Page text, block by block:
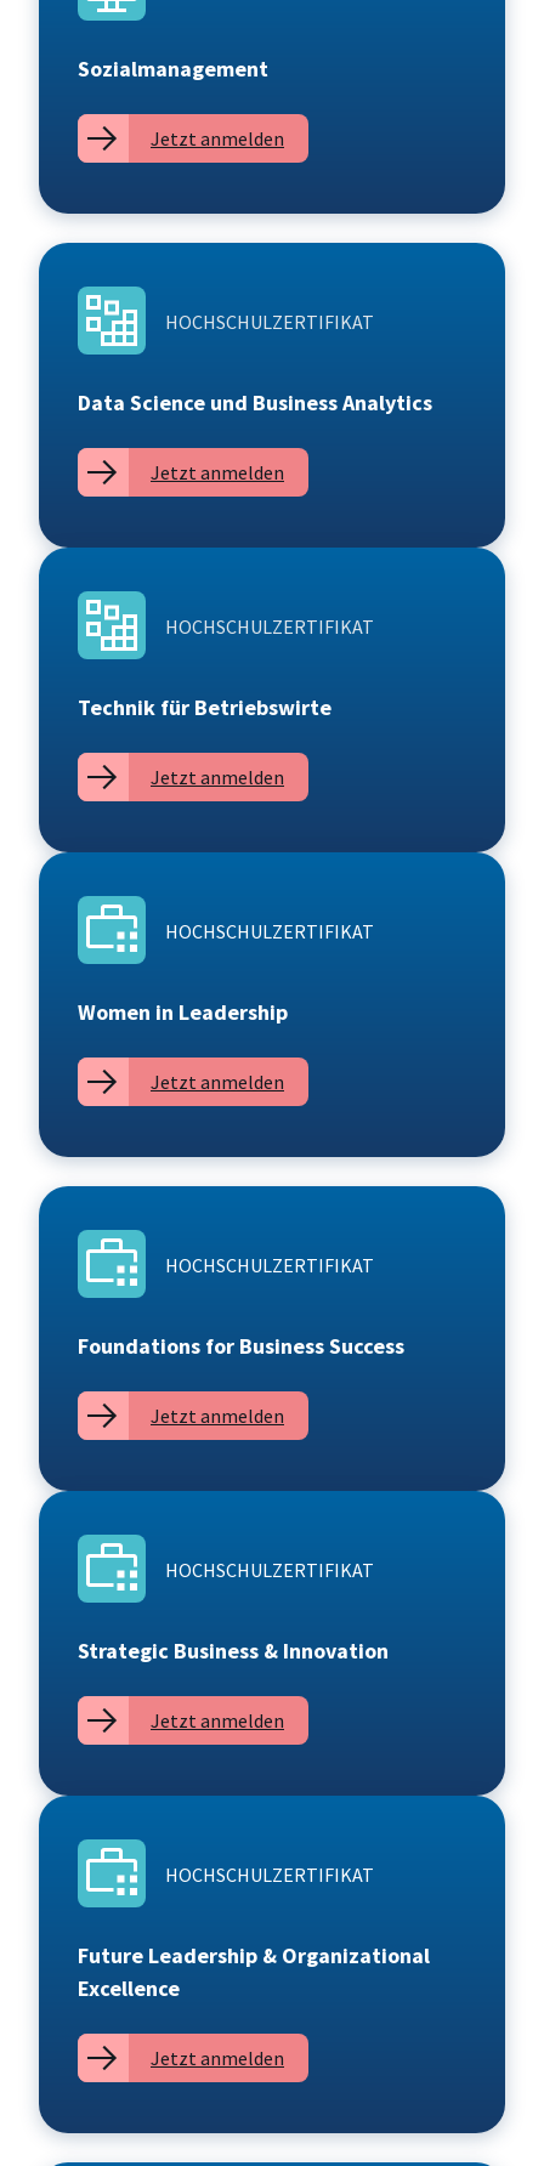
Sozialmanagement
Jetzt anmelden
HOCHSCHULZERTIFIKAT
Data Science und Business Analytics
Jetzt anmelden
HOCHSCHULZERTIFIKAT
Technik für Betriebswirte
Jetzt anmelden
HOCHSCHULZERTIFIKAT
Women in Leadership
Jetzt anmelden
HOCHSCHULZERTIFIKAT
Foundations for Business Success
Jetzt anmelden
HOCHSCHULZERTIFIKAT
Strategic Business & Innovation
Jetzt anmelden
HOCHSCHULZERTIFIKAT
Future Leadership & Organizational
Excellence
Jetzt anmelden